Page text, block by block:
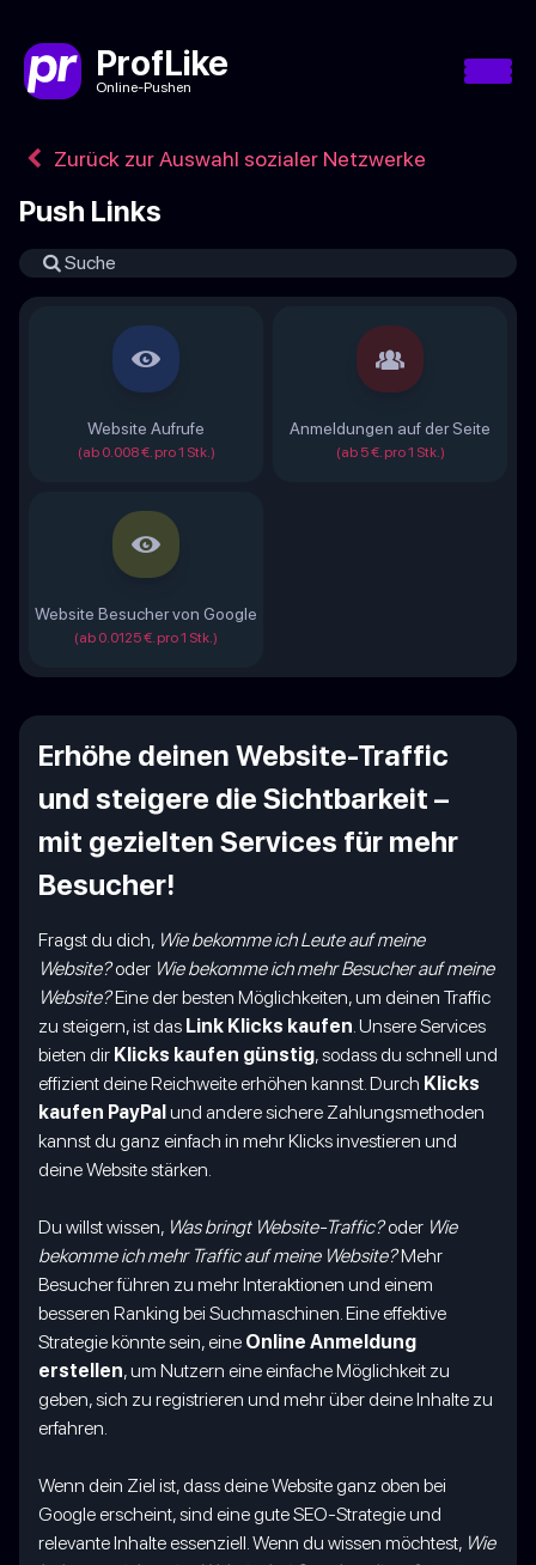
ProfLike
Online-Pushen
Zurück zur Auswahl sozialer Netzwerke
Push Links
Website Aufrufe
(ab 0.008 €. pro 1 Stk.)
Anmeldungen auf der Seite
(ab 5 €. pro 1 Stk.)
Website Besucher von Google
(ab 0.0125 €. pro 1 Stk.)
Erhöhe deinen Website-Traffic
und steigere die Sichtbarkeit –
mit gezielten Services für mehr
Besucher!
Fragst du dich, Wie bekomme ich Leute auf meine
Website?oder Wie bekomme ich mehr Besucher auf meine
Website?Eine der besten Möglichkeiten, um deinen Traffic
zu steigern, ist das Link Klicks kaufen. Unsere Services
bieten dir Klicks kaufen günstig, sodass du schnell und
effizient deine Reichweite erhöhen kannst. Durch Klicks
kaufen PayPalund andere sichere Zahlungsmethoden
kannst du ganz einfach in mehr Klicks investieren und
deine Website stärken.
Du willst wissen, Was bringt Website-Traffic?oder Wie
bekomme ich mehr Traffic auf meine Website?Mehr
Besucher führen zu mehr Interaktionen und einem
besseren Ranking bei Suchmaschinen. Eine effektive
Strategie könnte sein, eine Online Anmeldung
erstellen, um Nutzern eine einfache Möglichkeit zu
geben, sich zu registrieren und mehr über deine Inhalte zu
erfahren.
Wenn dein Ziel ist, dass deine Website ganz oben bei
Google erscheint, sind eine gute SEO-Strategie und
relevante Inhalte essenziell. Wenn du wissen möchtest, Wie